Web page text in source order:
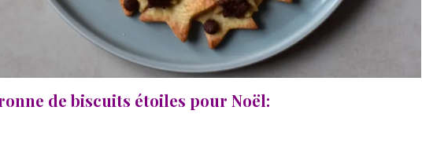
de biscuits étoiles pour Noël: